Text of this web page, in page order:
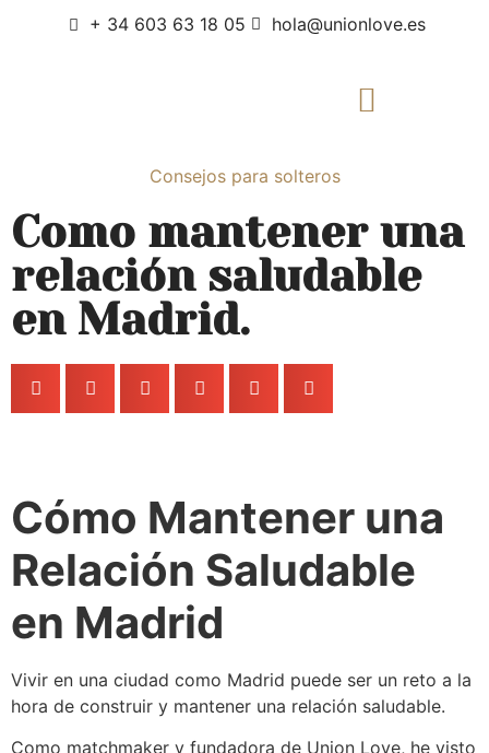
+ 34 603 63 18 05 hola@unionlove.es
Consejos para solteros
Como mantener una
relación saludable
en Madrid.
Cómo Mantener una
Relación Saludable
en Madrid
Vivir en una ciudad como Madrid puede ser un reto a la
hora de construir y mantener una relación saludable.
Como matchmaker y fundadora de Union Love, he visto